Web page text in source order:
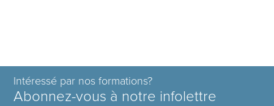
Intéressé par nos formations?
Abonnez-vous à notre infolettre